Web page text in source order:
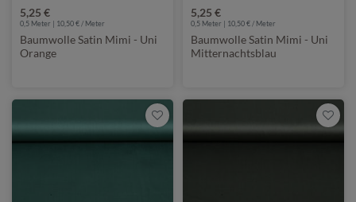
5,25 €
0,5 Meter | 10,50 € / Meter
Baumwolle Satin Mimi - Uni
Orange
5,25 €
0,5 Meter | 10,50 € / Meter
Baumwolle Satin Mimi - Uni
Mitternachtsblau